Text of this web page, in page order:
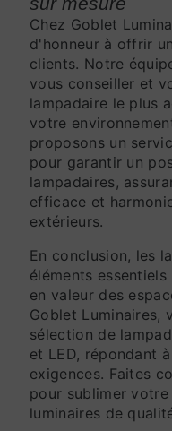
Chez Goblet
d'honneur à offrir
clients. Notre
vous conseiller et
lampadaire le plus
votre
proposons un
pour garantir un
lampadaires,
efficace et
extérieurs.
En conclusion, les
éléments
en valeur des
Goblet Luminaires,
sélection de
et LED, répondant
exigences. Faites
pour sublimer
luminaires de